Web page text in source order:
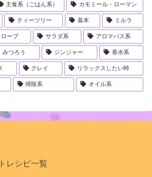
主食系（ごはん系） カモミール・ローマン
ティーツリー 基本 ミルラ
ローブ サラダ系 アロマバス系
みつろう ジンジャー 香水系
クレイ リラックスしたい時
掃除系 オイル系
レシピ一覧